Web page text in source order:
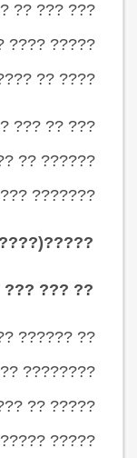
????? ??
???? ????
???? ???
???? ???
????? ???
?? ??? ???
?? ???
?? ??????
?? ??? ??
????? ????